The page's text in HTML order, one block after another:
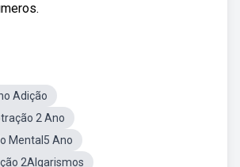
Adição
2 Ano
Mental5 Ano
2Algarismos